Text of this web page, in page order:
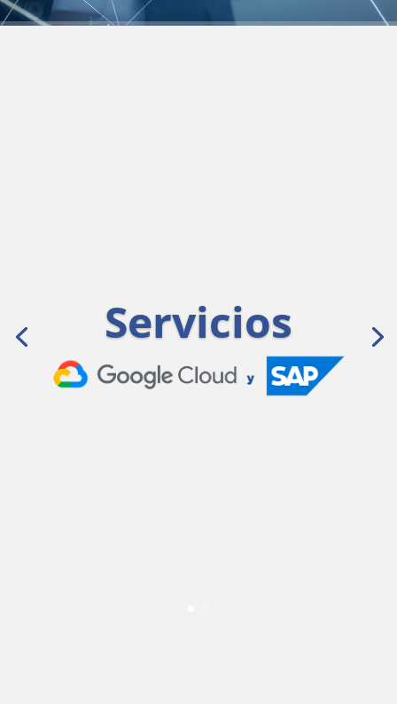
plataformas Google y SAP,
permitiendo así fortalecer el
desarrollo y crecimiento de